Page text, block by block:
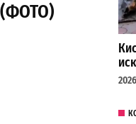
(ФОТО)